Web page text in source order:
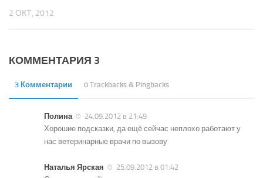
2 ОКТ, 2012
КОММЕНТАРИЯ 3
3 Комментарии 0 Trackbacks & Pingbacks
Полина
24.09.2012 в 21:49
Хорошие подсказки, да ещё сейчас неплохо работают у
нас ветеринарные врачи по вызову
Наталья Ярская
25.09.2012 в 01:42